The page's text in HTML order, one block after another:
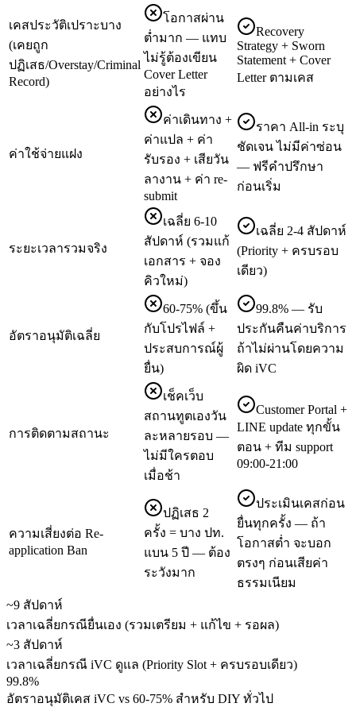
เคสประวัติเปราะบาง
(เคยถูก
ปฏิเสธ/Overstay/Criminal
Record)
โอกาสผ่าน
ต่ำมาก — แทบ
ไม่รู้ต้องเขียน
Cover Letter
อย่างไร
Recovery
Strategy + Sworn
Statement + Cover
Letter ตามเคส
ค่าใช้จ่ายแฝง
ค่าเดินทาง +
ค่าแปล + ค่า
รับรอง + เสียวัน
ลางาน + ค่า re-
submit
ราคา All-in ระบุ
ชัดเจน ไม่มีค่าซ่อน
— ฟรีคำปรึกษา
ก่อนเริ่ม
ระยะเวลารวมจริง
เฉลี่ย 6-10
สัปดาห์ (รวมแก้
เอกสาร + จอง
คิวใหม่)
เฉลี่ย 2-4 สัปดาห์
(Priority + ครบรอบ
เดียว)
อัตราอนุมัติเฉลี่ย
60-75% (ขึ้น
กับโปรไฟล์ +
ประสบการณ์ผู้
ยื่น)
99.8% — รับ
ประกันคืนค่าบริการ
ถ้าไม่ผ่านโดยความ
ผิด iVC
การติดตามสถานะ
เช็คเว็บ
สถานทูตเองวัน
ละหลายรอบ —
ไม่มีใครตอบ
เมื่อช้า
Customer Portal +
LINE update ทุกขั้น
ตอน + ทีม support
09:00-21:00
ความเสี่ยงต่อ Re-
application Ban
ปฏิเสธ 2
ครั้ง = บาง ปท.
แบน 5 ปี — ต้อง
ระวังมาก
ประเมินเคสก่อน
ยื่นทุกครั้ง — ถ้า
โอกาสต่ำ จะบอก
ตรงๆ ก่อนเสียค่า
ธรรมเนียม
~9 สัปดาห์
เวลาเฉลี่ยกรณียื่นเอง (รวมเตรียม + แก้ไข + รอผล)
~3 สัปดาห์
เวลาเฉลี่ยกรณี iVC ดูแล (Priority Slot + ครบรอบเดียว)
99.8%
อัตราอนุมัติเคส iVC vs 60-75% สำหรับ DIY ทั่วไป